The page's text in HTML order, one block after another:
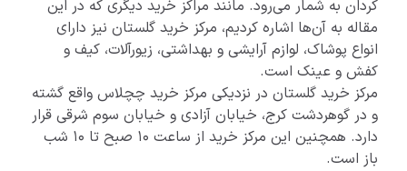
کردان به شمار می‌رود. مانند مراکز خرید دیگری که در این
مقاله به آن‌ها اشاره کردیم، مرکز خرید گلستان نیز دارای
انواع پوشاک، لوازم آرایشی و بهداشتی، زیورآلات، کیف و
کفش و عینک است.
مرکز خرید گلستان در نزدیکی مرکز خرید چچلاس واقع گشته
و در گوهردشت کرج، خیابان آزادی و خیابان سوم شرقی قرار
دارد. همچنین این مرکز خرید از ساعت 10 صبح تا 10 شب
باز است.